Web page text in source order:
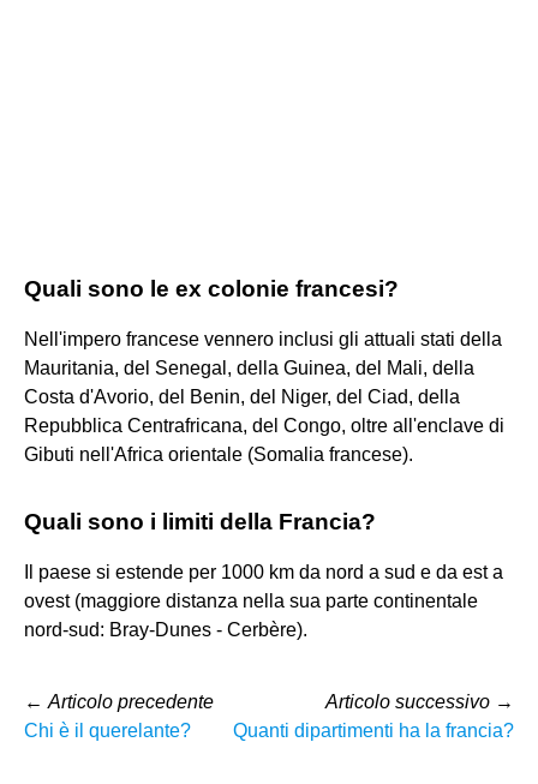
Quali sono le ex colonie francesi?
Nell'impero francese vennero inclusi gli attuali stati della
Mauritania, del Senegal, della Guinea, del Mali, della
Costa d'Avorio, del Benin, del Niger, del Ciad, della
Repubblica Centrafricana, del Congo, oltre all'enclave di
Gibuti nell'Africa orientale (Somalia francese).
Quali sono i limiti della Francia?
Il paese si estende per 1000 km da nord a sud e da est a
ovest (maggiore distanza nella sua parte continentale
nord-sud: Bray-Dunes - Cerbère).
← Articolo precedente
Chi è il querelante?
Articolo successivo →
Quanti dipartimenti ha la francia?